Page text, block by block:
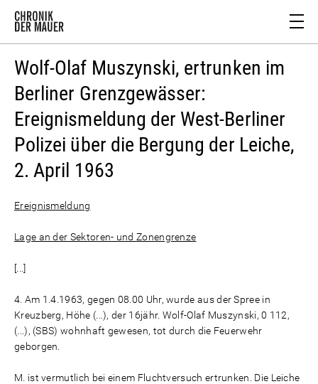
Wolf-Olaf Muszynski, ertrunken im
Berliner Grenzgewässer:
Ereignismeldung der West-Berliner
Polizei über die Bergung der Leiche,
2. April 1963
Ereignismeldung
Lage an der Sektoren- und Zonengrenze
[...]
4. Am 1.4.1963, gegen 08.00 Uhr, wurde aus der Spree in
Kreuzberg, Höhe (...), der 16jähr. Wolf-Olaf Muszynski, 0 112,
(...), (SBS) wohnhaft gewesen, tot durch die Feuerwehr
geborgen.
M. ist vermutlich bei einem Fluchtversuch ertrunken. Die Leiche